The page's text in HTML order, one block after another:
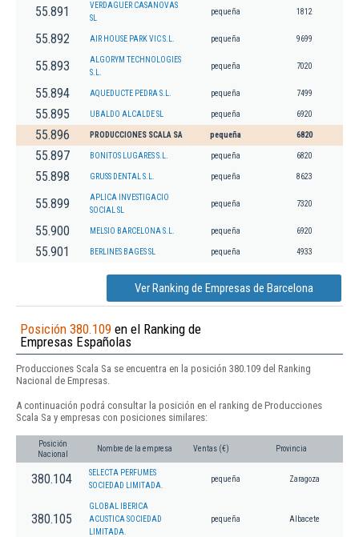
55.891
VERDAGUER CASANOVAS
SL
pequeña 1812
55.892 AIR HOUSE PARK VIC S.L. pequeña 9699
55.893
ALGORYM TECHNOLOGIES
S.L.
pequeña 7020
55.894 AQUEDUCTE PEDRA S.L. pequeña 7499
55.895 UBALDO ALCALDE SL pequeña 6920
55.896 PRODUCCIONES SCALA SA pequeña 6820
55.897 BONITOS LUGARES S.L. pequeña 6820
55.898 GRUSS DENTAL S.L. pequeña 8623
55.899
APLICA INVESTIGACIO
SOCIAL SL
pequeña 7320
55.900 MELSIO BARCELONA S.L. pequeña 6920
55.901 BERLINES BAGES SL pequeña 4933
Ver Ranking de Empresas de Barcelona
Posición 380.109 en el Ranking de
Empresas Españolas
Producciones Scala Sa se encuentra en la posición 380.109 del Ranking
Nacional de Empresas.
A continuación podrá consultar la posición en el ranking de Producciones
Scala Sa y empresas con posiciones similares:
Posición
Nacional
Nombre de la empresa Ventas (€) Provincia
380.104
SELECTA PERFUMES
SOCIEDAD LIMITADA.
pequeña Zaragoza
380.105
GLOBAL IBERICA
ACUSTICA SOCIEDAD
LIMITADA.
pequeña Albacete